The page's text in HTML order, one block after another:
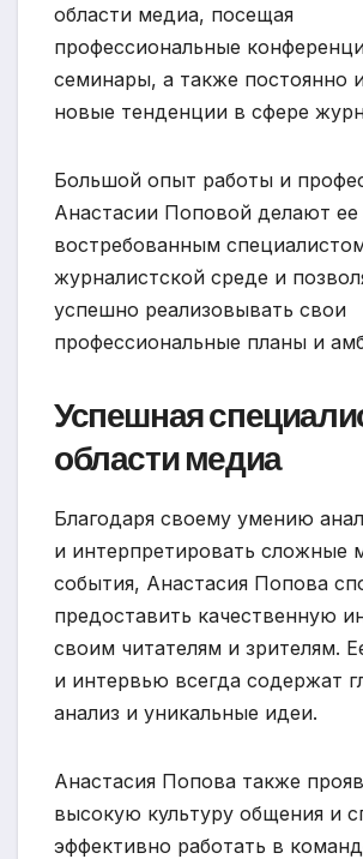
области медиа, посещая
профессиональные
семинары, а также постоянно
новые тенденции в сфере
Большой опыт работы и
Анастасии Поповой делают ее
востребованным
журналистской среде и
успешно реализовывать свои
профессиональные планы и
Успешная
области медиа
Благодаря своему умению
и интерпретировать сложные
события, Анастасия Попова
предоставить качественную
своим читателям и зрителям.
и интервью всегда содержат
анализ и уникальные идеи.
Анастасия Попова также
высокую культуру общения и
эффективно работать в